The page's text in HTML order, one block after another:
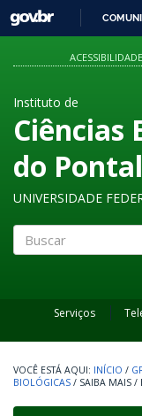
GOVBR
ACESSIBILIDADE
Instituto de
Ciências
do Pontal
UNIVERSIDADE
Serviços
INÍCIO /
BIOLÓGICAS / SAIBA MAIS /